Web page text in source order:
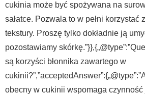
cukinia może być spożywana na
sałatce. Pozwala to w pełni korzystać
tekstury. Proszę tylko dokładnie ją
pozostawiamy
są korzyści błonnika zawartego w
obecny w cukinii wspomaga